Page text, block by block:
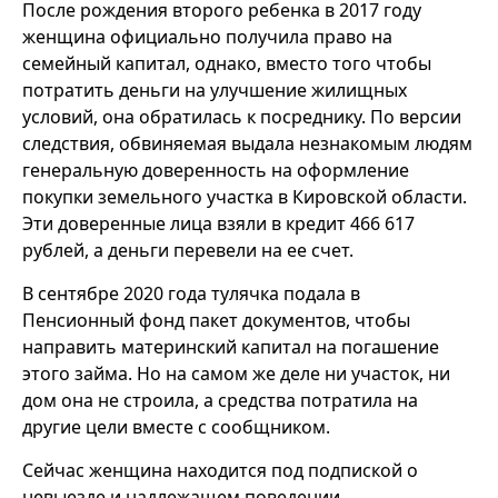
После рождения второго ребенка в 2017 году
женщина официально получила право на
семейный капитал, однако, вместо того чтобы
потратить деньги на улучшение жилищных
условий, она обратилась к посреднику. По версии
следствия, обвиняемая выдала незнакомым людям
генеральную доверенность на оформление
покупки земельного участка в Кировской области.
Эти доверенные лица взяли в кредит 466 617
рублей, а деньги перевели на ее счет.
В сентябре 2020 года тулячка подала в
Пенсионный фонд пакет документов, чтобы
направить материнский капитал на погашение
этого займа. Но на самом же деле ни участок, ни
дом она не строила, а средства потратила на
другие цели вместе с сообщником.
Сейчас женщина находится под подпиской о